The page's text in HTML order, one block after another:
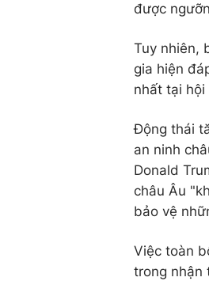
được
Tuy nhiên,
gia hiện
nhất tại
Động thái
an ninh
Donald
châu Âu
bảo vệ
Việc toàn
trong nhận